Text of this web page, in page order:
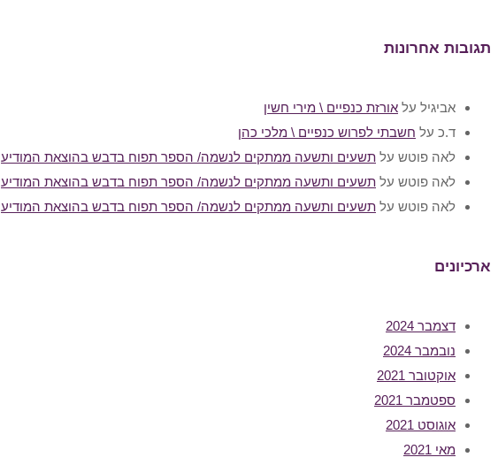
תגובות אחרונות
אביגיל על אורזת כנפיים \ מירי חשין
ד.כ על חשבתי לפרוש כנפיים \ מלכי כהן
לאה פוטש על תשעים ותשעה ממתקים לנשמה/ הספר תפוח בדבש בהוצאת המודיע
לאה פוטש על תשעים ותשעה ממתקים לנשמה/ הספר תפוח בדבש בהוצאת המודיע
לאה פוטש על תשעים ותשעה ממתקים לנשמה/ הספר תפוח בדבש בהוצאת המודיע
ארכיונים
דצמבר 2024
נובמבר 2024
אוקטובר 2021
ספטמבר 2021
אוגוסט 2021
מאי 2021